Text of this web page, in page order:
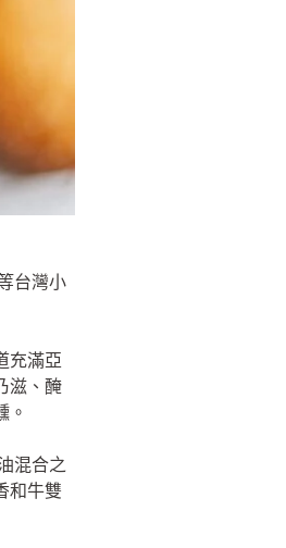
台灣小
充滿亞
滋、醃
。
混合之
和牛雙